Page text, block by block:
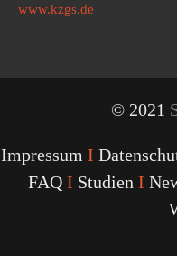
www.kzgs.de
© 2021
Impressum I
FAQ I Studien I